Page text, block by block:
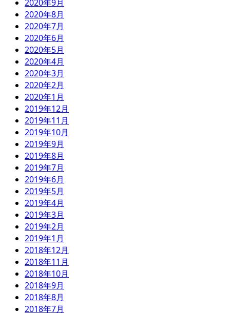
2020年9月
2020年8月
2020年7月
2020年6月
2020年5月
2020年4月
2020年3月
2020年2月
2020年1月
2019年12月
2019年11月
2019年10月
2019年9月
2019年8月
2019年7月
2019年6月
2019年5月
2019年4月
2019年3月
2019年2月
2019年1月
2018年12月
2018年11月
2018年10月
2018年9月
2018年8月
2018年7月